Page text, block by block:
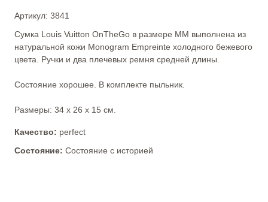
Артикул: 3841
Сумка Louis Vuitton OnTheGo в размере MM выполнена из
натуральной кожи Monogram Empreinte холодного бежевого
цвета. Ручки и два плечевых ремня средней длины.
Состояние хорошее. В комплекте пыльник.
Размеры: 34 х 26 х 15 см.
Качество: perfect
Состояние: Состояние с историей